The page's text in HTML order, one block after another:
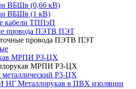
ВБШв (0,66 кВ)
ВБШв (1 кВ)
кабели ТППэП
провода ПЭТВ ПЭТ
провода ПЭТВ ПЭТ
МРПИ РЗ-ЦХ
МРПИ РЗ-ЦХ
металлический Р3-ЦХ
Металлорукав в ПВХ изоляции